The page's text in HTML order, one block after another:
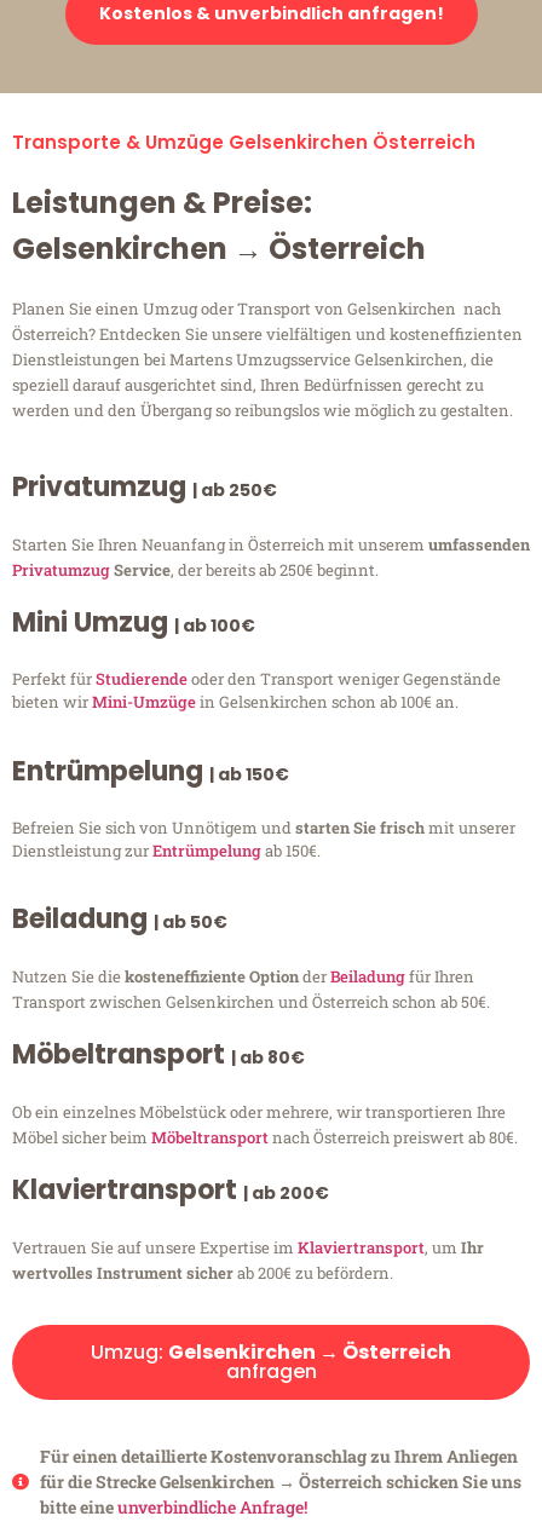
Kostenlos & unverbindlich anfragen!
Transporte & Umzüge Gelsenkirchen Österreich
Leistungen & Preise:
Gelsenkirchen → Österreich
Planen Sie einen Umzug oder Transport von Gelsenkirchen nach
Österreich? Entdecken Sie unsere vielfältigen und kosteneffizienten
Dienstleistungen bei Martens Umzugsservice Gelsenkirchen, die
speziell darauf ausgerichtet sind, Ihren Bedürfnissen gerecht zu
werden und den Übergang so reibungslos wie möglich zu gestalten.
Privatumzug | ab 250€
Starten Sie Ihren Neuanfang in Österreich mit unserem umfassenden
PrivatumzugService, der bereits ab 250€ beginnt.
Mini Umzug | ab 100€
Perfekt fürStudierendeoder den Transport weniger Gegenstände
bieten wirMini-Umzügein Gelsenkirchen schon ab 100€ an.
Entrümpelung | ab 150€
Befreien Sie sich von Unnötigem undstarten Sie frischmit unserer
Dienstleistung zurEntrümpelungab 150€.
Beiladung | ab 50€
Nutzen Sie diekosteneffiziente OptionderBeiladungfür Ihren
Transport zwischen Gelsenkirchen und Österreich schon ab 50€.
Möbeltransport | ab 80€
Ob ein einzelnes Möbelstück oder mehrere, wir transportieren Ihre
Möbel sicher beim Möbeltransportnach Österreich preiswert ab 80€.
Klaviertransport | ab 200€
Vertrauen Sie auf unsere Expertise im Klaviertransport, um Ihr
wertvolles Instrument sicherab 200€ zu befördern.
Umzug: Gelsenkirchen → Österreich
anfragen
Für einen detaillierte Kostenvoranschlag zu Ihrem Anliegen
für die Strecke Gelsenkirchen → Österreich schicken Sie uns
bitte eineunverbindliche Anfrage!